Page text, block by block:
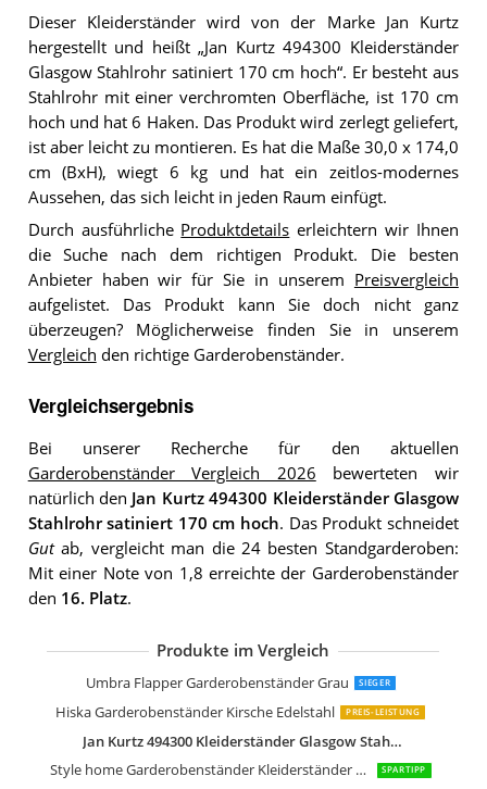
Dieser Kleiderständer wird von der Marke Jan Kurtz
hergestellt und heißt „Jan Kurtz 494300 Kleiderständer
Glasgow Stahlrohr satiniert 170 cm hoch“. Er besteht aus
Stahlrohr mit einer verchromten Oberfläche, ist 170 cm
hoch und hat 6 Haken. Das Produkt wird zerlegt geliefert,
ist aber leicht zu montieren. Es hat die Maße 30,0 x 174,0
cm (BxH), wiegt 6 kg und hat ein zeitlos-modernes
Aussehen, das sich leicht in jeden Raum einfügt.
Durch ausführliche Produktdetails erleichtern wir Ihnen
die Suche nach dem richtigen Produkt. Die besten
Anbieter haben wir für Sie in unserem Preisvergleich
aufgelistet. Das Produkt kann Sie doch nicht ganz
überzeugen? Möglicherweise finden Sie in unserem
Vergleich den richtige Garderobenständer.
Vergleichsergebnis
Bei unserer Recherche für den aktuellen
Garderobenständer Vergleich 2026 bewerteten wir
natürlich den Jan Kurtz 494300 Kleiderständer Glasgow
Stahlrohr satiniert 170 cm hoch. Das Produkt schneidet
Gutab, vergleicht man die 24 besten Standgarderoben:
Mit einer Note von 1,8 erreichte der Garderobenständer
den 16. Platz.
Produkte im Vergleich
Umbra Flapper Garderobenständer Grau SIEGER
Hiska Garderobenständer Kirsche Edelstahl PREIS-LEISTUNG
Jan Kurtz 494300 Kleiderständer Glasgow Stahlrohr satiniert 170 cm hoch
Style home Garderobenständer Kleiderständer 8 Haken
SPARTIPP
SAM Garderobe Hakon aus Teakholz
SAM Garderobe Zalacca aus Teakholz
SAM Kleiderständer Tyke aus
Haku Möbel Garderobenständer
Haku-Möbel Haku Möbel
Paperflow Moderner
Jan Kurtz 494303 Kleiderständer
Jan Kurtz London Kleiderständer
Jan Kurtz Tree Kleiderständer